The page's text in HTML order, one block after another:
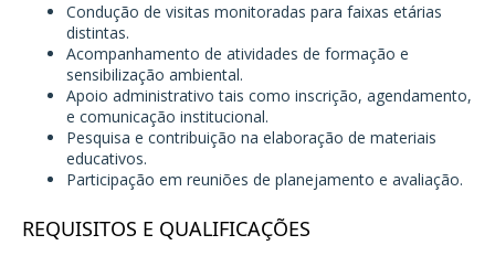
Condução de visitas monitoradas para faixas etárias
distintas.
Acompanhamento de atividades de formação e
sensibilização ambiental.
Apoio administrativo tais como inscrição, agendamento,
e comunicação institucional.
Pesquisa e contribuição na elaboração de materiais
educativos.
Participação em reuniões de planejamento e avaliação.
REQUISITOS E QUALIFICAÇÕES